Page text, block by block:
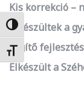
Nagy kontraszt
Betűméret váltása
Kis korrekció –
elkészültek a
segítő
Elkészült a